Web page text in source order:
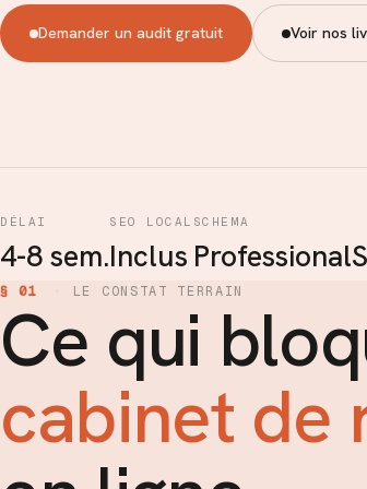
Demander un audit gratuit Voir nos
DÉLAI
4-8 sem.
SEO LOCAL
Inclus
SCHEMA
§ 01 · LE CONSTAT TERRAIN
Ce qui
cabinet de